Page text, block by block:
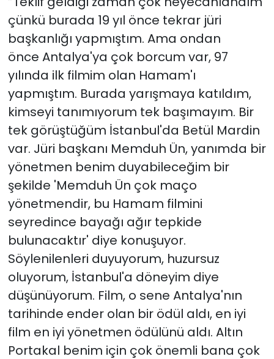
çünkü burada 19 yıl önce tekrar jüri
başkanlığı yapmıştım. Ama ondan
önce Antalya'ya çok borcum var, 97
yılında ilk filmim olan Hamam'ı
yapmıştım. Burada yarışmaya katıldım,
kimseyi tanımıyorum tek başımayım. Bir
tek görüştüğüm İstanbul'da Betül Mardin
var. Jüri başkanı Memduh Ün, yanımda bir
yönetmen benim duyabileceğim bir
şekilde 'Memduh Ün çok maço
yönetmendir, bu Hamam filmini
seyredince bayağı ağır tepkide
bulunacaktır' diye konuşuyor.
Söylenilenleri duyuyorum, huzursuz
oluyorum, İstanbul'a döneyim diye
düşünüyorum. Film, o sene Antalya'nın
tarihinde ender olan bir ödül aldı, en iyi
film en iyi yönetmen ödülünü aldı. Altın
Portakal benim için çok önemli bana çok